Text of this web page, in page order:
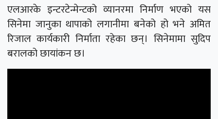
एलआरके इन्टरटेन्मेन्टको व्यानरमा निर्माण भएको यस
सिनेमा जानुका थापाको लगानीमा बनेको हो भने अमित
रिजाल कार्यकारी निर्माता रहेका छन्। सिनेमामा सुदिप
बरालको छायांकन छ।